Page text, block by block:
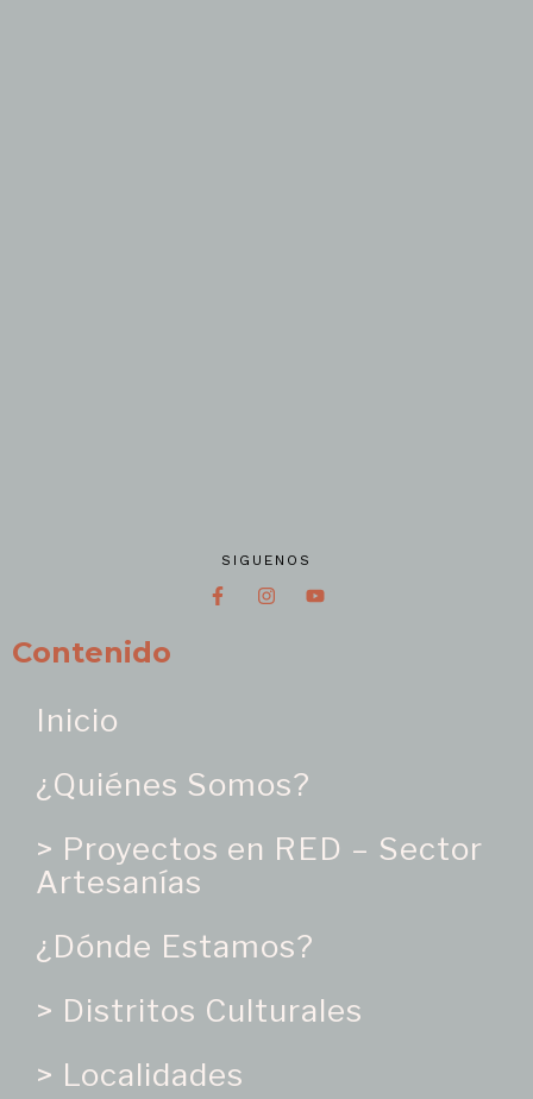
SIGUENOS
Contenido
Inicio
¿Quiénes Somos?
> Proyectos en RED – Sector
Artesanías
¿Dónde Estamos?
> Distritos Culturales
> Localidades